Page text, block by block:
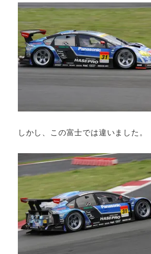
しかし、この富士では違いました。